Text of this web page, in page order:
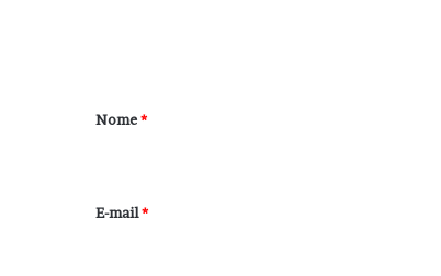
r
*
Nome*
E-mail*